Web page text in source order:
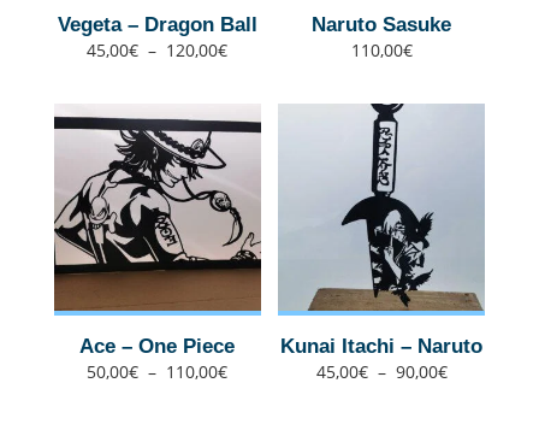
Vegeta – Dragon Ball
45,00€ – 120,00€Plage
de
Naruto Sasuke
110,00€
Ace – One Piece
50,00€ – 110,00€Plage
de
Kunai Itachi – Naruto
45,00€ – 90,00€Plage
de